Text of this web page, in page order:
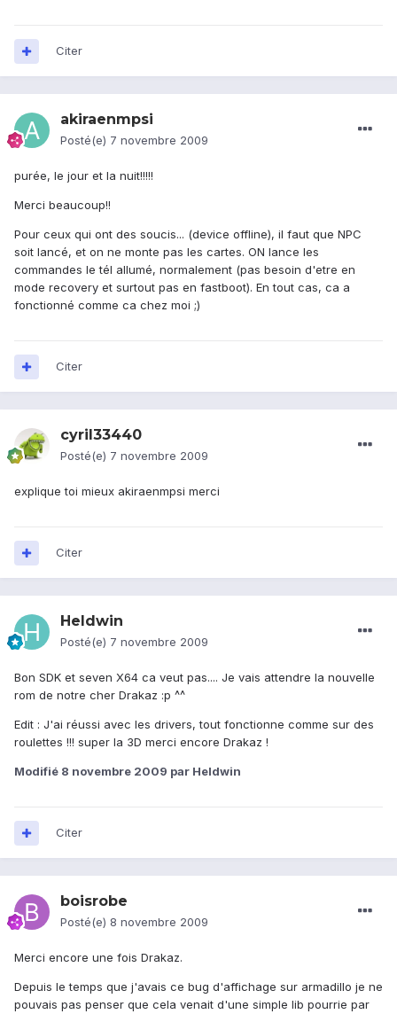
Citer
akiraenmpsi
Posté(e) 7 novembre 2009
purée, le jour et la nuit!!!!!
Merci beaucoup!!
Pour ceux qui ont des soucis... (device offline), il faut que NPC
soit lancé, et on ne monte pas les cartes. ON lance les
commandes le tél allumé, normalement (pas besoin d'etre en
mode recovery et surtout pas en fastboot). En tout cas, ca a
fonctionné comme ca chez moi ;)
Citer
cyril33440
Posté(e) 7 novembre 2009
explique toi mieux akiraenmpsi merci
Citer
Heldwin
Posté(e) 7 novembre 2009
Bon SDK et seven X64 ca veut pas.... Je vais attendre la nouvelle
rom de notre cher Drakaz :p ^^
Edit : J'ai réussi avec les drivers, tout fonctionne comme sur des
roulettes !!! super la 3D merci encore Drakaz !
Modifié 8 novembre 2009 par Heldwin
Citer
boisrobe
Posté(e) 8 novembre 2009
Merci encore une fois Drakaz.
Depuis le temps que j'avais ce bug d'affichage sur armadillo je ne
pouvais pas penser que cela venait d'une simple lib pourrie par